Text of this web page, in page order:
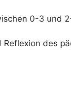
0-3 und
des